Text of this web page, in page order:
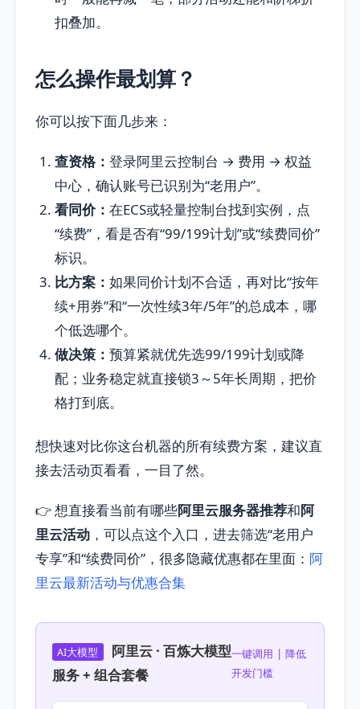
扣叠加。
怎么操作最划算？
你可以按下面几步来：
查资格： 登录阿里云控制台 → 费用 → 权益
中心，确认账号已识别为“老用户”。
看同价： 在ECS或轻量控制台找到实例，点
“续费”，看是否有“99/199计划”或“续费同价”
标识。
比方案： 如果同价计划不合适，再对比“按年
续+用券”和“一次性续3年/5年”的总成本，哪
个低选哪个。
做决策： 预算紧就优先选99/199计划或降
配；业务稳定就直接锁3～5年长周期，把价
格打到底。
想快速对比你这台机器的所有续费方案，建议直
接去活动页看看，一目了然。
👉 想直接看当前有哪些阿里云服务器推荐和阿
里云活动 ，可以点这个入口，进去筛选“老用户
专享”和“续费同价”，很多隐藏优惠都在里面： 阿
里云最新活动与优惠合集
AI大模型
阿里云 · 百炼大模型
服务 + 组合套餐
一键调用 | 降低
开发门槛